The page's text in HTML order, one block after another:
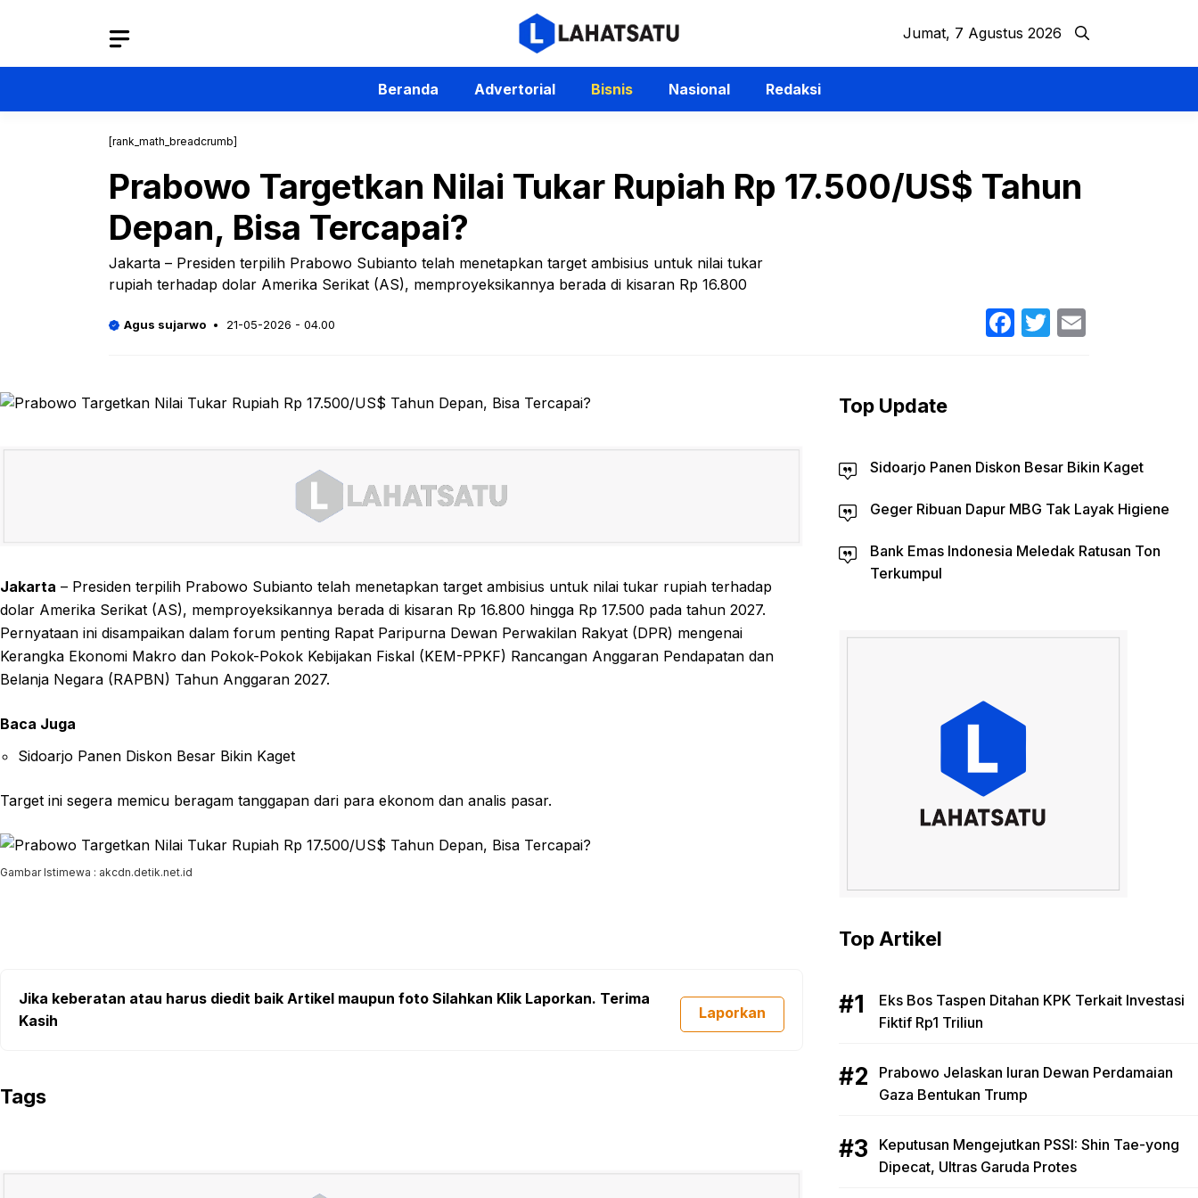
Jumat, 7 Agustus 2026
Beranda Advertorial Bisnis Nasional Redaksi
[rank_math_breadcrumb]
Prabowo Targetkan Nilai Tukar Rupiah Rp 17.500/US$ Tahun
Depan, Bisa Tercapai?
Jakarta – Presiden terpilih Prabowo Subianto telah menetapkan target ambisius untuk nilai tukar
rupiah terhadap dolar Amerika Serikat (AS), memproyeksikannya berada di kisaran Rp 16.800
Agus sujarwo 21-05-2026 - 04.00 Facebook
Twitter
Jakarta – Presiden terpilih Prabowo Subianto telah menetapkan target ambisius untuk nilai tukar rupiah terhadap
dolar Amerika Serikat (AS), memproyeksikannya berada di kisaran Rp 16.800 hingga Rp 17.500 pada tahun 2027.
Pernyataan ini disampaikan dalam forum penting Rapat Paripurna Dewan Perwakilan Rakyat (DPR) mengenai
Kerangka Ekonomi Makro dan Pokok-Pokok Kebijakan Fiskal (KEM-PPKF) Rancangan Anggaran Pendapatan dan
Belanja Negara (RAPBN) Tahun Anggaran 2027.
Baca Juga
Sidoarjo Panen Diskon Besar Bikin Kaget
Target ini segera memicu beragam tanggapan dari para ekonom dan analis pasar.
Gambar Istimewa : akcdn.detik.net.id
Jika keberatan atau harus diedit baik Artikel maupun foto Silahkan Klik Laporkan. Terima
Kasih
Laporkan
Tags
Top Update
Sidoarjo Panen Diskon Besar Bikin Kaget
Geger Ribuan Dapur MBG Tak Layak Higiene
Bank Emas Indonesia Meledak Ratusan Ton
Terkumpul
Top Artikel
Eks Bos Taspen Ditahan KPK Terkait Investasi
Fiktif Rp1 Triliun
Prabowo Jelaskan Iuran Dewan Perdamaian
Gaza Bentukan Trump
Keputusan Mengejutkan PSSI: Shin Tae-yong
Dipecat, Ultras Garuda Protes